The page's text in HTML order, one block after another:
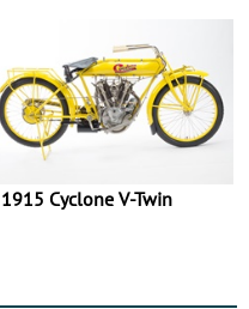
1915 Cyclone V-Twin